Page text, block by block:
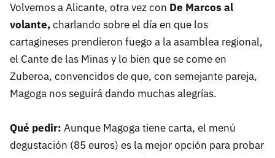
Volvemos a Alicante, otra vez con De Marcos al
volante,charlando sobre el día en que los
cartagineses prendieron fuego a la asamblea regional,
el Cante de las Minas y lo bien que se come en
Zuberoa, convencidos de que, con semejante pareja,
Magoga nos seguirá dando muchas alegrías.
Qué pedir: Aunque Magoga tiene carta, el menú
degustación (85 euros) es la mejor opción para probar